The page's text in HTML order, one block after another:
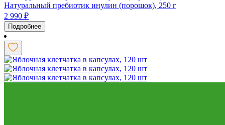
Натуральный пребиотик инулин (порошок), 250 г
2 990 ₽
Подробнее